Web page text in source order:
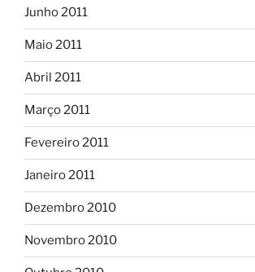
Junho 2011
Maio 2011
Abril 2011
Março 2011
Fevereiro 2011
Janeiro 2011
Dezembro 2010
Novembro 2010